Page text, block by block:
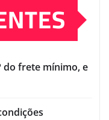
do frete mínimo, e